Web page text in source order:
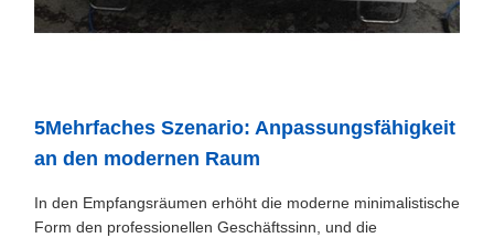
5Mehrfaches Szenario: Anpassungsfähigkeit
an den modernen Raum
In den Empfangsräumen erhöht die moderne minimalistische
Form den professionellen Geschäftssinn, und die